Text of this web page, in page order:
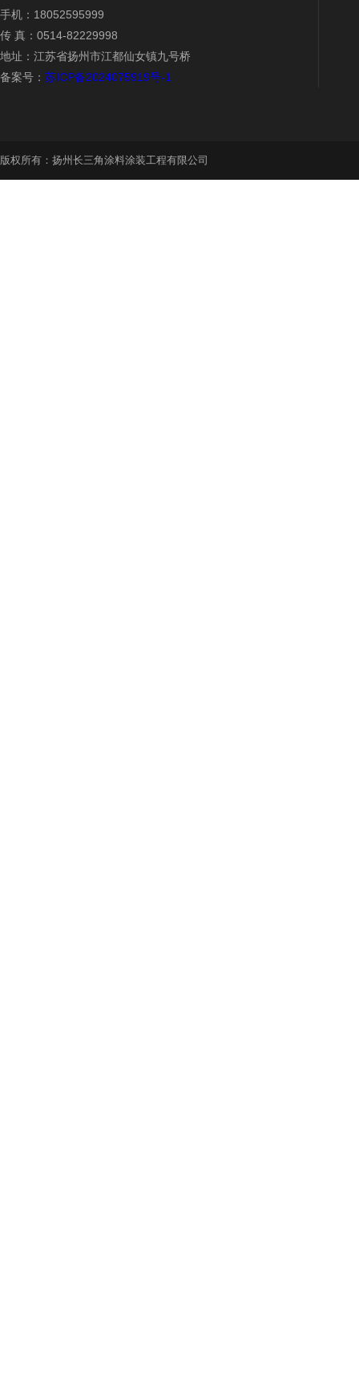
手机：18052595999
传 真：0514-82229998
地址：江苏省扬州市江都仙女镇九号桥
备案号： 苏ICP备2024075919号-1
版权所有：扬州长三角涂料涂装工程有限公司